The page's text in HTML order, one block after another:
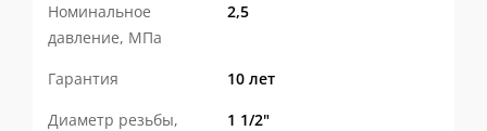
Номинальное
давление, МПа
2,5
Гарантия
10 лет
Диаметр резьбы,
1 1/2"